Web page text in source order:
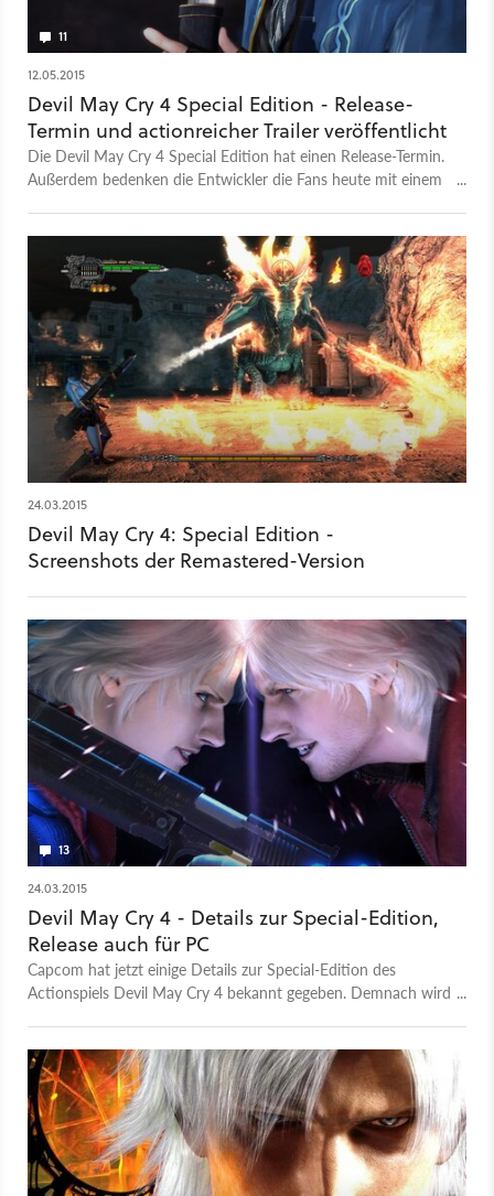
11
12.05.2015
Devil May Cry 4 Special Edition - Release-
Termin und actionreicher Trailer veröffentlicht
Die Devil May Cry 4 Special Edition hat einen Release-Termin.
Außerdem bedenken die Entwickler die Fans heute mit einem
24.03.2015
Devil May Cry 4: Special Edition -
Screenshots der Remastered-Version
13
24.03.2015
Devil May Cry 4 - Details zur Special-Edition,
Release auch für PC
Capcom hat jetzt einige Details zur Special-Edition des
Actionspiels Devil May Cry 4 bekannt gegeben. Demnach wird